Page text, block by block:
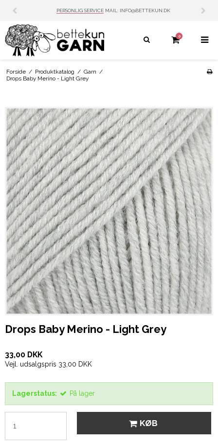
PERSONLIG SERVICE MAIL: INFO@BETTEKUN.DK
0
Forside / Produktkatalog / Garn /
Drops Baby Merino - Light Grey
Drops Baby Merino - Light Grey
33,00 DKK
Vejl. udsalgspris 33,00 DKK
Lagerstatus: På lager
KØB